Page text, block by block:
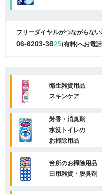
フリーダイヤルがつながらない
06-6203-3625(有料)へお電話
衛生雑貨用品
スキンケア
芳香・消臭剤
水洗トイレの
お掃除用品
台所のお掃除用品
日用雑貨・脱臭剤